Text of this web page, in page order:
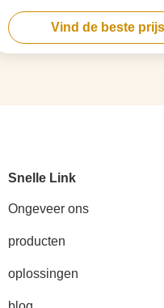
Vind de beste prijs
Snelle Link
Ongeveer ons
producten
oplossingen